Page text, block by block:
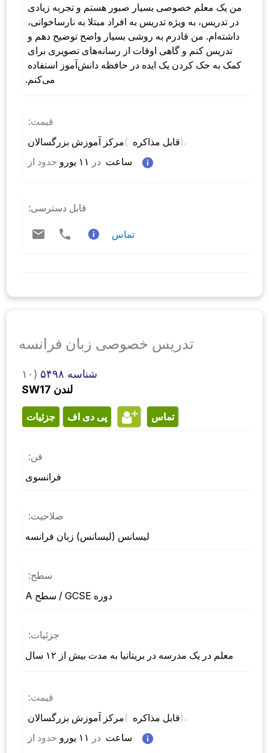
من یک معلم خصوصی بسیار صبور هستم و تجربه زیادی
می‌کنم.
قیمت:
مرکز آموزش بزرگسالان ( قابل مذاکره )،
از حدود در ساعت
قابل دسترسی:
تماس
تدریس خصوصی زبان فرانسه
۱۰)
شناسه ۵۴۹۸
SW17 لندن
جزئیات پی دی اف تماس
فن:
فرانسوی
صلاحیت:
لیسانس (لیسانس) زبان فرانسه
سطح:
دوره GCSE / سطح A
جزئیات:
معلم در یک مدرسه در بریتانیا به مدت بیش از ۱۲ سال
قیمت:
مرکز آموزش بزرگسالان ( قابل مذاکره )،
از حدود در ساعت